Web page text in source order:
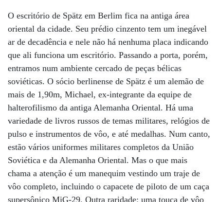
O escritório de Spätz em Berlim fica na antiga área
oriental da cidade. Seu prédio cinzento tem um inegável
ar de decadência e nele não há nenhuma placa indicando
que ali funciona um escritório. Passando a porta, porém,
entramos num ambiente cercado de peças bélicas
soviéticas. O sócio berlinense de Spätz é um alemão de
mais de 1,90m, Michael, ex-integrante da equipe de
halterofilismo da antiga Alemanha Oriental. Há uma
variedade de livros russos de temas militares, relógios de
pulso e instrumentos de vôo, e até medalhas. Num canto,
estão vários uniformes militares completos da União
Soviética e da Alemanha Oriental. Mas o que mais
chama a atenção é um manequim vestindo um traje de
vôo completo, incluindo o capacete de piloto de um caça
supersônico MiG-29. Outra raridade: uma touca de vôo